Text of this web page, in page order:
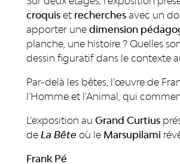
croquis et recherches avec un
apporter une dimension
planche, une histoire ? Quelles
dessin figuratif dans le contexte
Par-delà les bêtes, l’œuvre de
l’Homme et l’Animal, qui
L’exposition au Grand Curtius
de La Bête où le Marsupilami
Frank Pé